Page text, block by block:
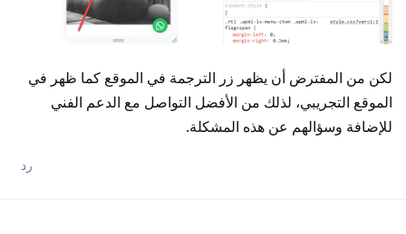
لكن من المفترض أن يظهر زر الترجمة في الموقع كما ظهر في
الموقع التجريبي، لذلك من الأفضل التواصل مع الدعم الفني
للإضافة وسؤالهم عن هذه المشكلة.
رد